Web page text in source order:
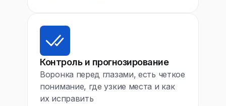
Контроль и прогнозирование
Воронка перед глазами, есть четкое
понимание, где узкие места и как
их исправить